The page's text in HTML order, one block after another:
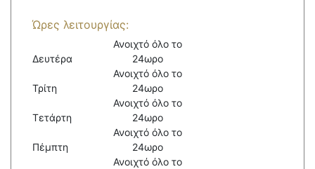
Ώρες λειτουργίας:
Δευτέρα
Ανοιχτό όλο το
24ωρο
Τρίτη
Ανοιχτό όλο το
24ωρο
Τετάρτη
Ανοιχτό όλο το
24ωρο
Πέμπτη
Ανοιχτό όλο το
24ωρο
Ανοιχτό όλο το